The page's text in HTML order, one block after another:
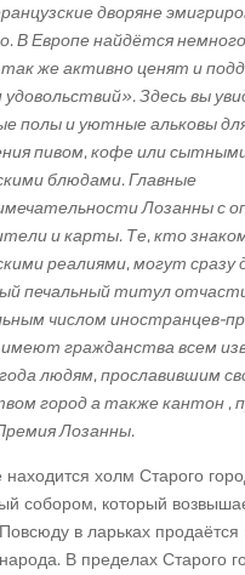
дворяне
В Европе найдётся
же активно ценят и
удовольствий». Здесь вы
полы и уютные альковы
пивом, кофе или
блюдами. Главные
Лозанны с
и карты. Те, кто
реалиями, могут сразу
печальный титул
числом иностранцев-
гражданства всем
людям, прославившим
город а также кантон ,
Лозанны.
холм Старого
собором, который
в ларьках
В пределах Старого